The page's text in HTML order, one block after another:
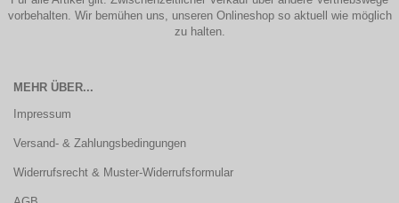
vorbehalten. Wir bemühen uns, unseren Onlineshop so aktuell wie möglich
zu halten.
MEHR ÜBER...
Impressum
Versand- & Zahlungsbedingungen
Widerrufsrecht & Muster-Widerrufsformular